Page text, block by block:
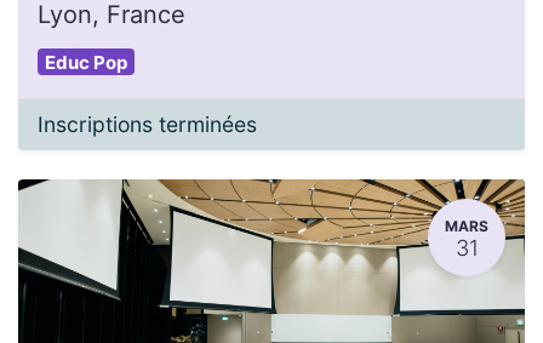
Lyon, France
Educ Pop
Inscriptions terminées
MARS
31